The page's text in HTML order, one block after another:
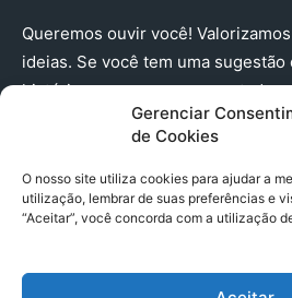
Gerenciar
de Cookies
O nosso site utiliza cookies para ajudar a
utilização, lembrar de suas preferências e
“Aceitar”, você concorda com a utilização
Queremos ouvir você!
ideias. Se você tem uma sugestão
história que merece ser contada,
(91) 98224 - 3111